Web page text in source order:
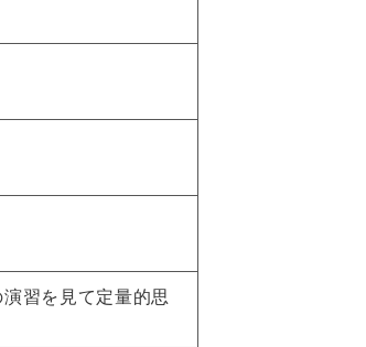
習を見て定量的思